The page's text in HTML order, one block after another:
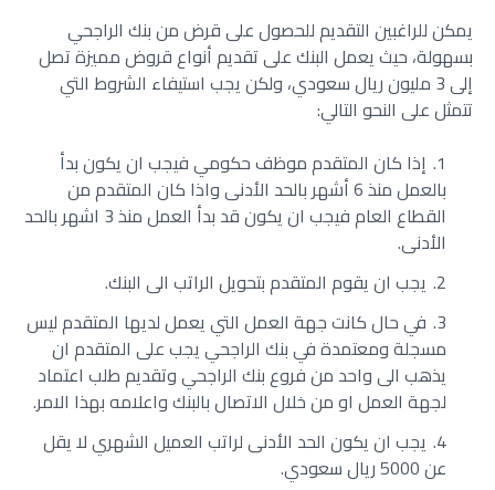
يمكن للراغبين التقديم للحصول على قرض من بنك الراجحي
بسهولة، حيث يعمل البنك على تقديم أنواع قروض مميزة تصل
إلى 3 مليون ريال سعودي، ولكن يجب استيفاء الشروط التي
تتمثل على النحو التالي:
إذا كان المتقدم موظف حكومي فيجب ان يكون بدأ
بالعمل منذ 6 أشهر بالحد الأدنى واذا كان المتقدم من
القطاع العام فيجب ان يكون قد بدأ العمل منذ 3 اشهر بالحد
الأدنى.
يجب ان يقوم المتقدم بتحويل الراتب الى البنك.
في حال كانت جهة العمل التي يعمل لديها المتقدم ليس
مسجلة ومعتمدة في بنك الراجحي يجب على المتقدم ان
يذهب الى واحد من فروع بنك الراجحي وتقديم طلب اعتماد
لجهة العمل او من خلال الاتصال بالبنك واعلامه بهذا الامر.
يجب ان يكون الحد الأدنى لراتب العميل الشهري لا يقل
عن 5000 ريال سعودي.